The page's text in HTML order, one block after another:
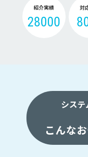
紹介実績
28000
対
システ
こんな